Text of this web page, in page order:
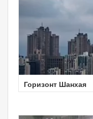
Горизонт Шанхая